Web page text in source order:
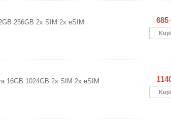
256GB 2x SIM 2x eSIM 685
16GB 1024GB 2x SIM 2x eSIM